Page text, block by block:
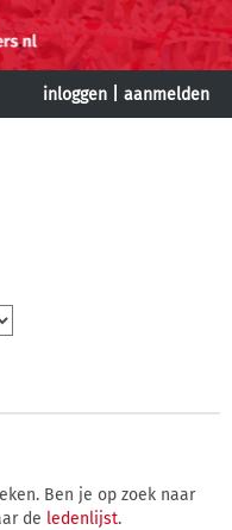
inloggen aanmelden
Ben je op zoek naar
de ledenlijst.